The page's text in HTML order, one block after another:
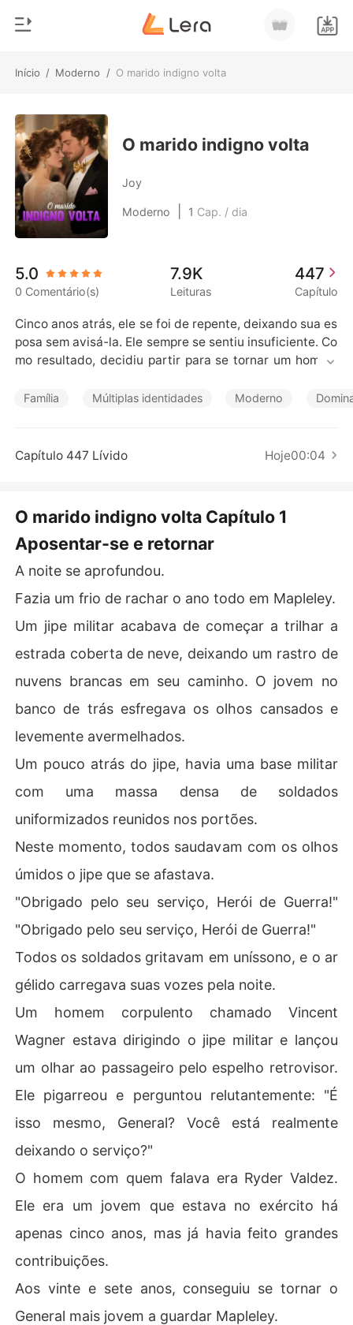
Início / Moderno / O marido indigno volta
Loja
Histórico
Sair
Baixar App
Gênero
Moderno
Lobisomem
Contos
Bilionários
Contos Curtos
O marido indigno volta
Joy
Moderno 1 Cap. / dia
5.0
0 Comentário(s)
7.9K
Leituras
447
Capítulo
Cinco anos atrás, ele se foi de repente, deixando sua es
posa sem avisá-la. Ele sempre se sentiu insuficiente. Co
mo resultado, decidiu partir para se tornar um homem
Quando finalmente se sentiu satisfeito, voltou como um
Mas ao retornar, encontrou o maior choque de sua vida.
Ele descobriu que tinha uma filha!
Família Múltiplas identidades Moderno
Capítulo 447 Lívido Hoje00:04
O marido indigno volta Capítulo 1
Aposentar-se e retornar
A noite se aprofundou.
Fazia um frio de rachar o ano todo em Mapleley.
Um jipe militar acabava de começar a trilhar a
estrada coberta de neve, deixando um rastro de
nuvens brancas em seu caminho. O jovem no
banco de trás esfregava os olhos cansados e
levemente avermelhados.
Um pouco atrás do jipe, havia uma base militar
com uma massa densa de soldados
uniformizados reunidos nos portões.
Neste momento, todos saudavam com os olhos
úmidos o jipe que se afastava.
"Obrigado pelo seu serviço, Herói de Guerra!"
"Obrigado pelo seu serviço, Herói de Guerra!"
Todos os soldados gritavam em uníssono, e o ar
gélido carregava suas vozes pela noite.
Um homem corpulento chamado Vincent
Wagner estava dirigindo o jipe militar e lançou
um olhar ao passageiro pelo espelho retrovisor.
Ele pigarreou e perguntou relutantemente: "É
isso mesmo, General? Você está realmente
deixando o serviço?"
O homem com quem falava era Ryder Valdez.
Ele era um jovem que estava no exército há
apenas cinco anos, mas já havia feito grandes
contribuições.
Aos vinte e sete anos, conseguiu se tornar o
General mais jovem a guardar Mapleley.